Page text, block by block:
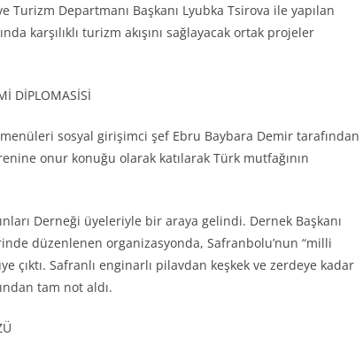
Departmanı Başkanı Lyubka Tsirova ile yapılan
karşılıklı turizm akışını sağlayacak ortak projeler
DİPLOMASİSİ
sosyal girişimci şef Ebru Baybara Demir tarafından
onur konuğu olarak katılarak Türk mutfağının
Derneği üyeleriyle bir araya gelindi. Dernek Başkanı
düzenlenen organizasyonda, Safranbolu’nun “milli
çıktı. Safranlı enginarlı pilavdan keşkek ve zerdeye kadar
tam not aldı.